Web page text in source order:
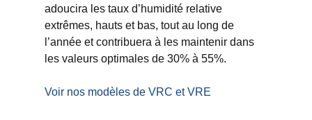
adoucira les taux d’humidité relative
extrêmes, hauts et bas, tout au long de
l’année et contribuera à les maintenir dans
les valeurs optimales de 30% à 55%.
Voir nos modèles de VRC et VRE